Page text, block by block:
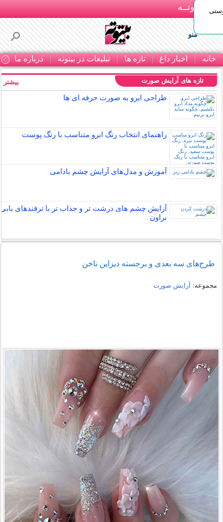
بـیتوتــه
منو
خانه اخبار داغ تازه ها تبلیغات در بیتوته درباره ما
تازه های آرایش صورت
طراحی ابرو به صورت حرفه ای ها
راهنمای انتخاب رنگ ابرو متناسب با رنگ پوست
آموزش و مدل‌های آرایش چشم بادامی
آرایش چشم های درشت تر و جذاب تر با ترفندهای بابی
براون
بیشتر
طرح‌های سه بعدی و برجسته دیزاین ناخن
مجموعه: آرایش صورت